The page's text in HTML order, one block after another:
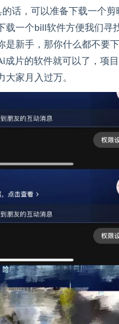
话，可以准备下载一个剪
载一个bill软件方便我们寻
是新手，那你什么都不要
成片的软件就可以了，项
大家月入过万。